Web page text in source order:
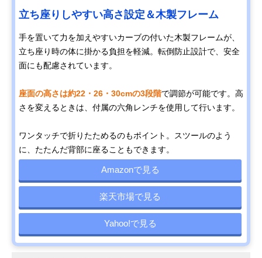
立ち座りしやすい高さ設定＆木製フレーム
手を置いて力を加えやすいカーブの付いた木製フレームが、
立ち座り時の体に掛かる負担を軽減。転倒防止設計で、安全
面にも配慮されています。
座面の高さは約22・26・30cmの3段階で調節が可能です。高
さを変えるときは、付属の六角レンチを使用して行います。
ワンタッチで折りたためるのもポイント。スツールのよう
に、たたんだ背部に座ることもできます。
Amazonで見る
楽天市場で見る
Yahoo!で見る